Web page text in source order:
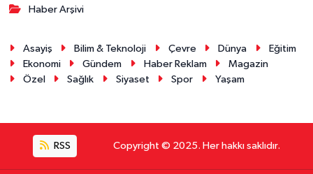
Haber Arşivi
Asayiş Bilim & Teknoloji Çevre Dünya
Eğitim
Ekonomi
Gündem Haber Reklam
Magazin
Özel
Sağlık Siyaset Spor Yaşam
RSS Copyright © 2025. Her hakkı saklıdır.